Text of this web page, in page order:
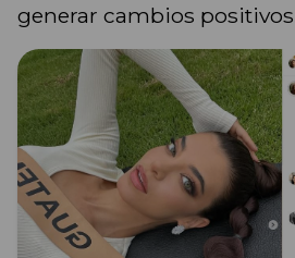
generar cambios